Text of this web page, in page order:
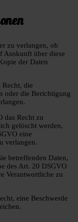
zu verlangen, ob
Auskunft über diese
der Daten
Recht, die
oder die Berichtigung
das Recht zu
gelöscht werden,
eine
verlangen.
betreffenden Daten,
des Art. 20 DSGVO
Verantwortliche zu
eine Beschwerde